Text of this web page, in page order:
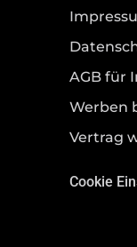
AGB für
Werben
Vertrag
Cookie